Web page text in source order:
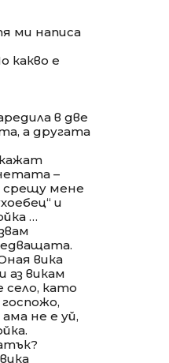
ми написа
какво е
в две
а другата
–
срещу мене
и
…
вика
аз викам
село, като
не е уй,